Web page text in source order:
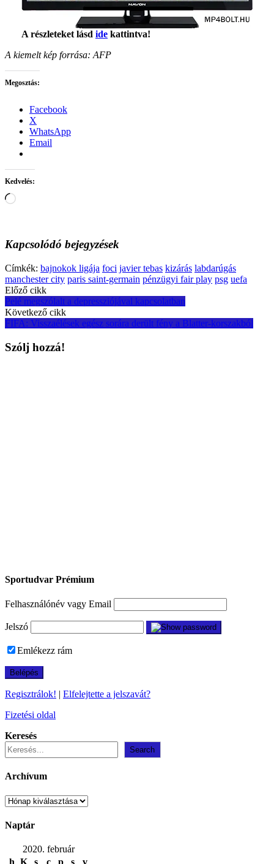
A részleteket lásd ide kattintva!
A kiemelt kép forrása: AFP
Megosztás:
Facebook
X
WhatsApp
Email
Kedvelés:
Loading…
Kapcsolódó bejegyzések
Címkék: bajnokok ligája foci javier tebas kizárás labdarúgás
manchester city paris saint-germain pénzügyi fair play psg uefa
Post
navigation
Előző cikk
Pelé megszólalt a depressziójával kapcsolatban
Következő cikk
FIFA: Visszaélések egész sorára derült fény a Blatter-korszakból
Szólj hozzá!
Sportudvar Prémium
Felhasználónév vagy Email
Jelszó
Emlékezz rám
Regisztrálok! | Elfelejtette a jelszavát?
Fizetési oldal
Keresés
Search
Archívum
Archívum
Naptár
2020. február